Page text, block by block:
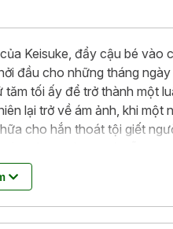
Keisuke, đẩy cậu bé vào
đầu cho những tháng ngày
tối ấy để trở thành một
lại trở về ám ảnh, khi một
cho hắn thoát tội giết
làm gì để chống lại một